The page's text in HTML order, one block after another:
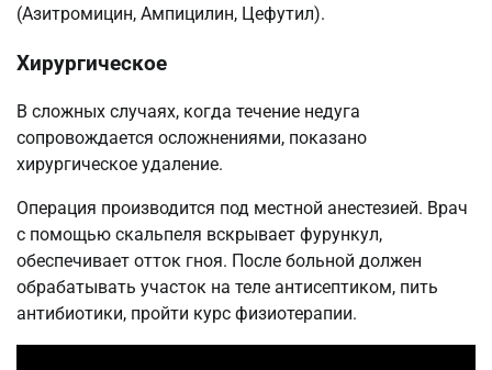
(Азитромицин, Ампицилин, Цефутил).
Хирургическое
В сложных случаях, когда течение недуга
сопровождается осложнениями, показано
хирургическое удаление.
Операция производится под местной анестезией. Врач
с помощью скальпеля вскрывает фурункул,
обеспечивает отток гноя. После больной должен
обрабатывать участок на теле антисептиком, пить
антибиотики, пройти курс физиотерапии.